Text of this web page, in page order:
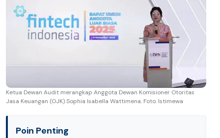
Ketua Dewan Audit merangkap Anggota Dewan Komisioner Otoritas
Jasa Keuangan (OJK) Sophia Isabella Wattimena. Foto: Istimewa
Poin Penting